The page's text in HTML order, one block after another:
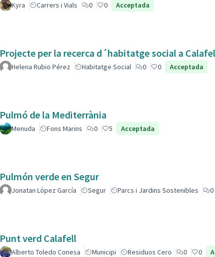
Kyra Carrers i Vials 0 0 Acceptada
Projecte per la recerca d´habitatge social a
Helena Rubio Pérez Habitatge Social 0 0 Acceptada
Pulmó de la Mediterrània
Menuda Fons Marins 0 5 Acceptada
Pulmón verde en Segur
Jonatan López García Segur Parcs i Jardins Sostenibles 0
Punt verd Calafell
Alberto Toledo Conesa Municipi Residuos Cero 0 0